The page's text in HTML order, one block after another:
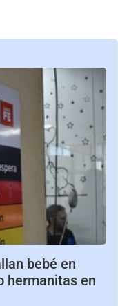
bebé en
hermanitas en